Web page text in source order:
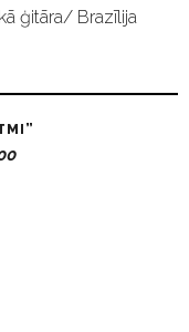
ģitāra/ Brazīlija